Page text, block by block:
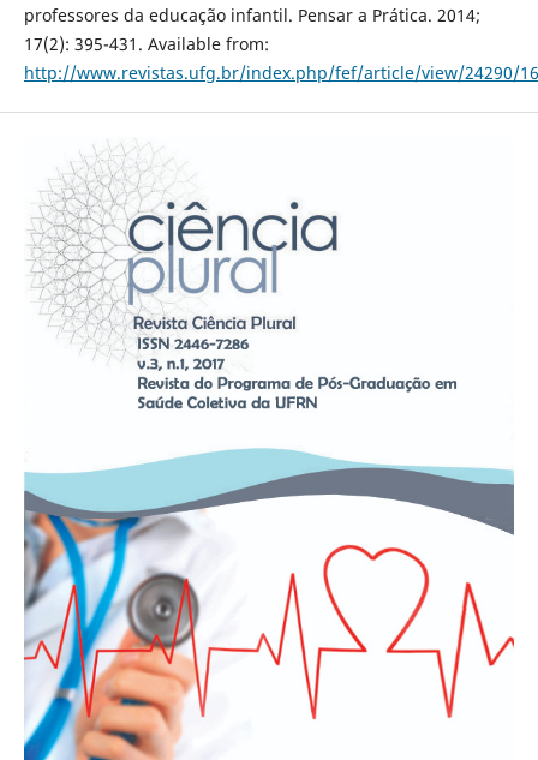
professores da educação infantil. Pensar a Prática. 2014;
17(2): 395-431. Available from:
http://www.revistas.ufg.br/index.php/fef/article/view/24290/